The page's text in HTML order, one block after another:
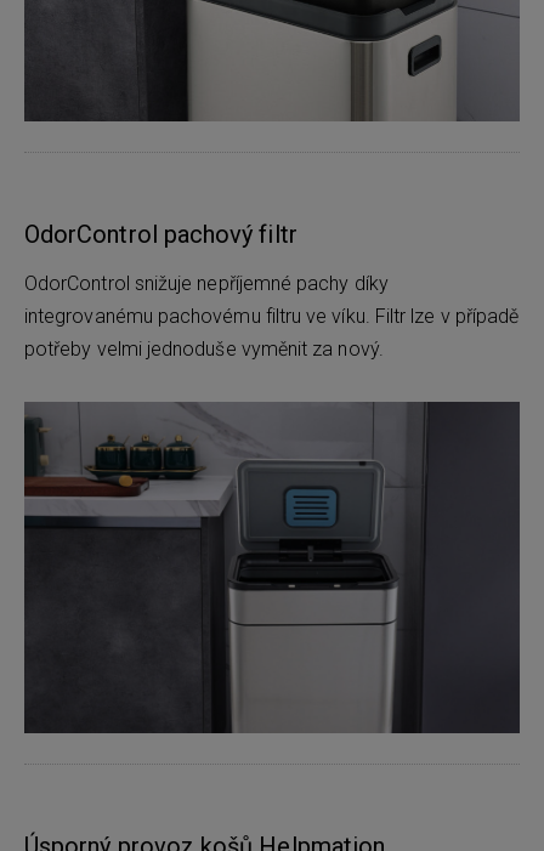
OdorControl pachový filtr
OdorControl snižuje nepříjemné pachy díky
integrovanému pachovému filtru ve víku. Filtr lze v případě
potřeby velmi jednoduše vyměnit za nový.